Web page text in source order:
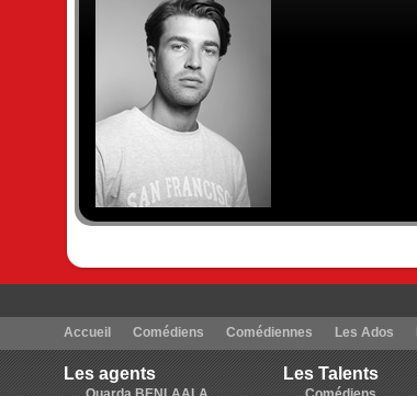
Accueil Comédiens Comédiennes Les Ados
Les agents Les Talents